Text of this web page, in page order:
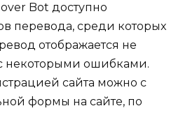
Bot доступно
перевода, среди которых
отображается не
некоторыми ошибками.
сайта можно с
формы на сайте, по